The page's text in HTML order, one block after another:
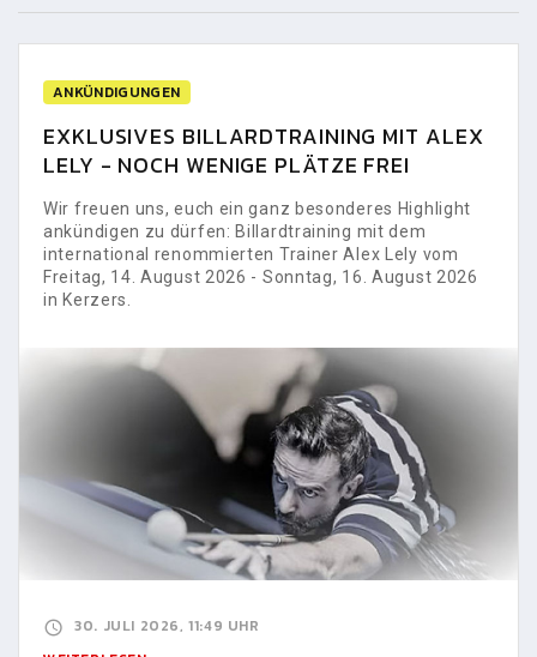
ANKÜNDIGUNGEN
EXKLUSIVES BILLARDTRAINING MIT ALEX
LELY - NOCH WENIGE PLÄTZE FREI
Wir freuen uns, euch ein ganz besonderes Highlight
ankündigen zu dürfen: Billardtraining mit dem
international renommierten Trainer Alex Lely vom
Freitag, 14. August 2026 - Sonntag, 16. August 2026
in Kerzers.
30. JULI 2026, 11:49 UHR